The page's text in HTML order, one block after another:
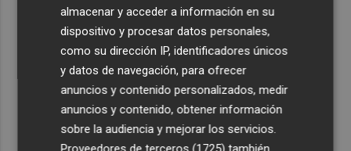
El futuro centro para mayores del barrio de Sant Antoni
ofrecerá 100 plazas y una "programación activa"
El queso de Murcia al vino 'Tío Resti', elaborado en
Caravaca, elegido el mejor 'madurado de cabra' de
España 2025
Abre en Murcia el primer Planet Fitness de la Región con
su lema 'No juzgamos'
almacenar y acceder a información en su
dispositivo y procesar datos personales,
como su dirección IP, identificadores únicos
y datos de navegación, para ofrecer
anuncios y contenido personalizados, medir
anuncios y contenido, obtener información
sobre la audiencia y mejorar los servicios.